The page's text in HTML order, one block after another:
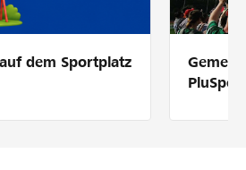
dem Sportplatz